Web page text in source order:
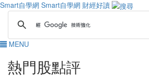
Smart自學網 Smart自學網 財經好讀
MENU
熱門股點評